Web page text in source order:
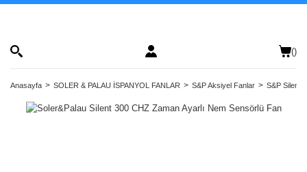
()
Anasayfa SOLER & PALAU İSPANYOL FANLAR S&P Aksiyel Fanlar S&P Silent